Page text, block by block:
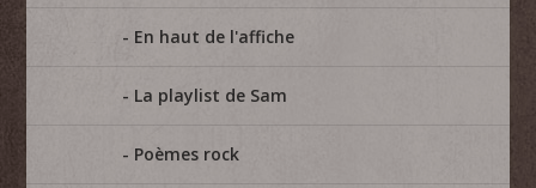
En haut de l'affiche
La playlist de Sam
Poèmes rock